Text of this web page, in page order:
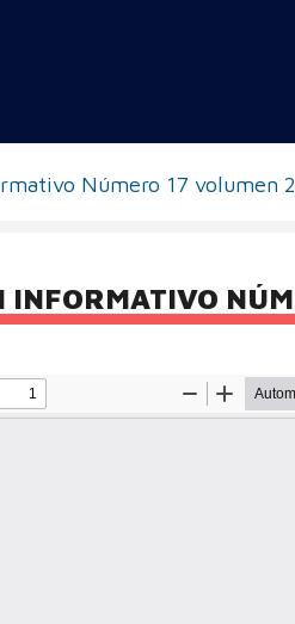
Número 17 volumen 2
INFORMATIVO